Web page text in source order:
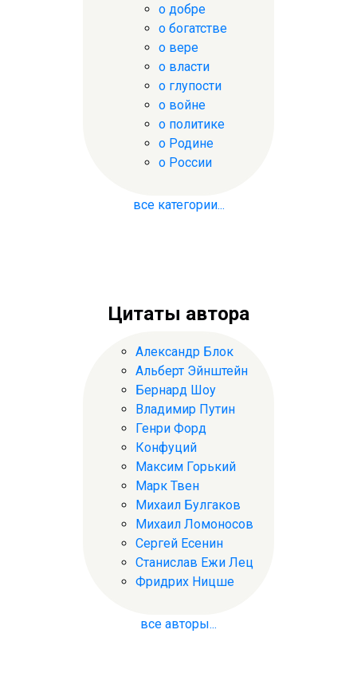
о добре
о богатстве
о вере
о власти
о глупости
о войне
о политике
о Родине
о России
все категории...
Цитаты автора
Александр Блок
Альберт Эйнштейн
Бернард Шоу
Владимир Путин
Генри Форд
Конфуций
Максим Горький
Марк Твен
Михаил Булгаков
Михаил Ломоносов
Сергей Есенин
Станислав Ежи Лец
Фридрих Ницше
все авторы...